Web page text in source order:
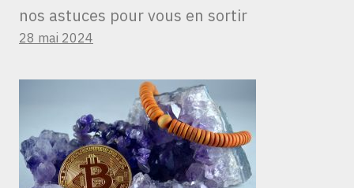
nos astuces pour vous en sortir
28 mai 2024